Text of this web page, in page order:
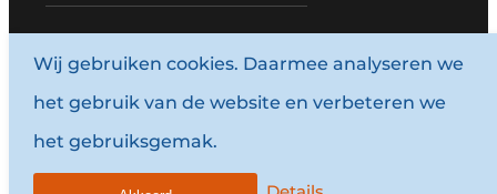
www.louwersmediagroep.com
© 1987 - 2026 Louwersmediagroep.
Algemene voorwaarden
Wij gebruiken cookies. Daarmee analyseren we
het gebruik van de website en verbeteren we
het gebruiksgemak.